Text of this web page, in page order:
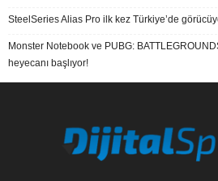
SteelSeries Alias Pro ilk kez Türkiye’de
Monster Notebook ve PUBG:
heyecanı başlıyor!